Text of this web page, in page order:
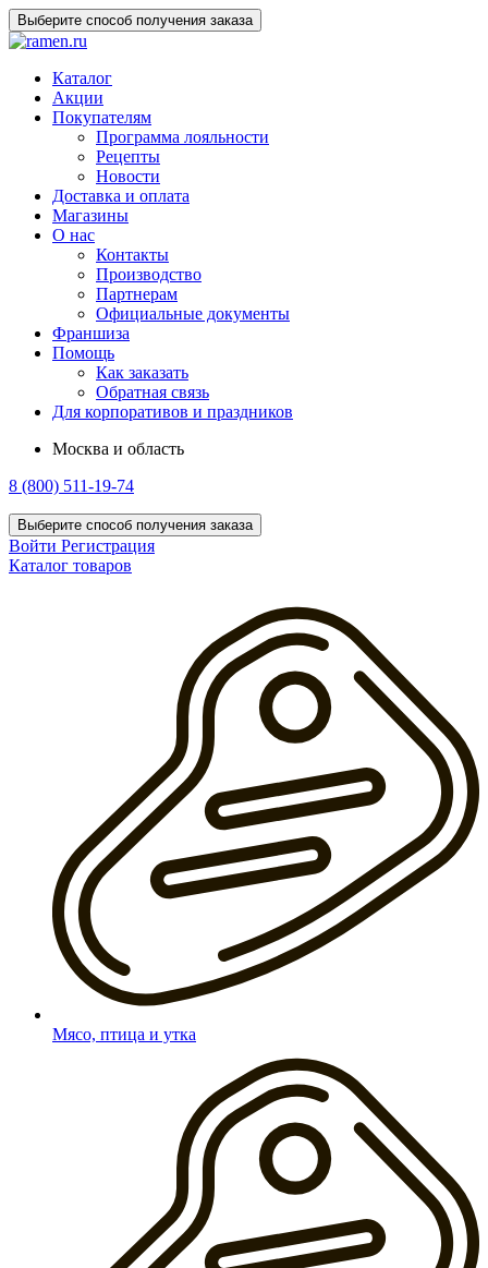
Выберите способ получения заказа
Каталог
Акции
Покупателям
Программа лояльности
Рецепты
Новости
Доставка и оплата
Магазины
О нас
Контакты
Производство
Партнерам
Официальные документы
Франшиза
Помощь
Как заказать
Обратная связь
Для корпоративов и праздников
Москва и область
8 (800) 511-19-74
Выберите способ получения заказа
Войти Регистрация
Каталог товаров
Мясо, птица и утка